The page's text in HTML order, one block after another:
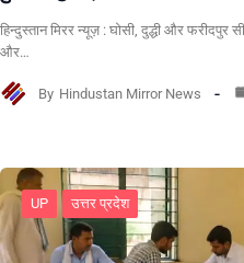
हिन्दुस्तान मिरर न्यूज़ : घोसी, दुद्धी और फरीदपुर
और…
By Hindustan Mirror News
UP उत्तर प्रदेश